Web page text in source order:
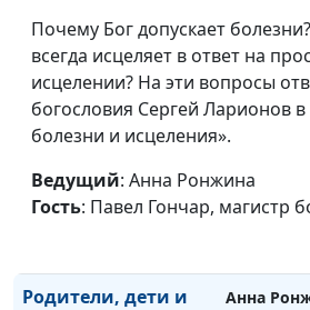
Почему Бог допускает
всегда исцеляет в ответ на
исцелении? На эти вопросы
богословия Сергей Ларионов
болезни и исцеления».
Ведущий: Анна Ронжина
Гость: Павел Гончар, магистр
Елена
Как я избавился от
страха смерти
Анна
Егизарян,
Заокского
Анна
Родители, дети и
Анна